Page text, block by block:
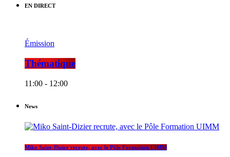
EN DIRECT
Émission
Thématique
11:00 - 12:00
News
Miko Saint-Dizier recrute, avec le Pôle Formation UIMM